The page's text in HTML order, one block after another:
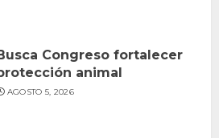
Congreso fortalecer
animal
AGOSTO 5, 2026